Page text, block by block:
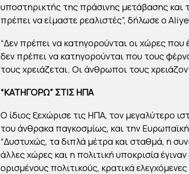
υποστηρικτής της πράσινης μετάβασης και
πρέπει να είμαστε ρεαλιστές”, δήλωσε ο
“Δεν πρέπει να κατηγορούνται οι χώρες
δεν πρέπει να κατηγορούνται που τους
τους χρειάζεται. Οι άνθρωποι τους
“ΚΑΤΗΓΟΡΩ” ΣΤΙΣ ΗΠΑ
Ο ίδιος ξεχώρισε τις ΗΠΑ, τον μεγαλύτερο
του άνθρακα παγκοσμίως, και την
“Δυστυχώς, τα διπλά μέτρα και σταθμά, η
άλλες χώρες και η πολιτική υποκρισία
ορισμένους πολιτικούς, κρατικά